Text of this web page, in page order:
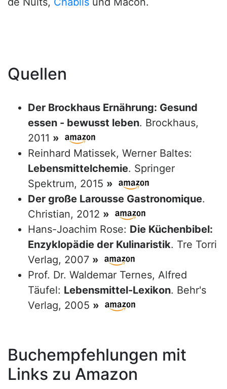
Quellen
Der Brockhaus Ernährung: Gesund
essen - bewusst leben. Brockhaus,
2011 »
Reinhard Matissek, Werner Baltes:
Lebensmittelchemie. Springer
Spektrum, 2015 »
Der große Larousse Gastronomique.
Christian, 2012 »
Hans-Joachim Rose: Die Küchenbibel:
Enzyklopädie der Kulinaristik. Tre Torri
Verlag, 2007 »
Prof. Dr. Waldemar Ternes, Alfred
Täufel: Lebensmittel-Lexikon. Behr's
Verlag, 2005 »
Buchempfehlungen mit
Links zu Amazon